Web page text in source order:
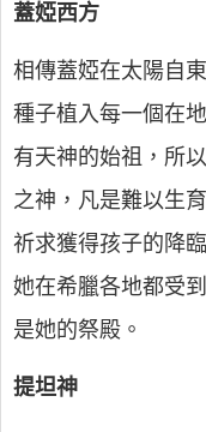
蓋婭西方
相傳蓋婭在太陽自
種子植入每一個在
有天神的始祖，所
之神，凡是難以生
祈求獲得孩子的降臨
她在希臘各地都受
是她的祭殿。
提坦神